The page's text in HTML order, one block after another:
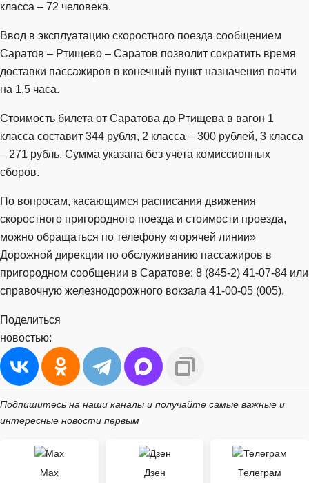
класса – 72 человека.
Ввод в эксплуатацию скоростного поезда сообщением
Саратов – Ртищево – Саратов позволит сократить время
доставки пассажиров в конечный пункт назначения почти
на 1,5 часа.
Стоимость билета от Саратова до Ртищева в вагон 1
класса составит 344 рубля, 2 класса – 300 рублей, 3 класса
– 271 рубль. Сумма указана без учета комиссионных
сборов.
По вопросам, касающимся расписания движения
скоростного пригородного поезда и стоимости проезда,
можно обращаться по телефону «горячей линии»
Дорожной дирекции по обслуживанию пассажиров в
пригородном сообщении в Саратове: 8 (845-2) 41-07-84 или
справочную железнодорожного вокзала 41-00-05 (005).
Поделиться
новостью:
Подпишитесь на наши каналы и получайте самые важные и
интересные новости первым
Max Дзен Телеграм